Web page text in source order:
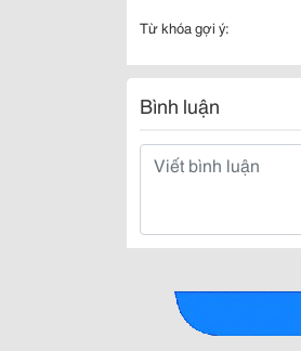
Từ khóa gợi ý:
Bình luận